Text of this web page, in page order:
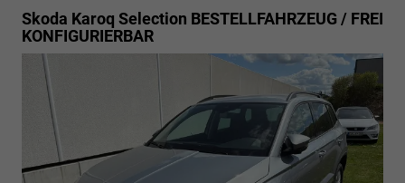
Skoda Karoq Selection BESTELLFAHRZEUG / FREI
KONFIGURIERBAR